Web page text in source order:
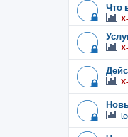
Что